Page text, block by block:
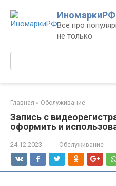
контенту
ИномаркиРФ
Все про
не только
Поиск:
Главная » Обслуживание
Запись с
оформить и
24.12.2023 Обслуживание